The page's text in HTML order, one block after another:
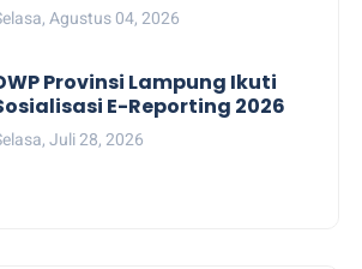
Agustus 04, 2026
Provinsi Lampung Ikuti
E-Reporting 2026
Juli 28, 2026